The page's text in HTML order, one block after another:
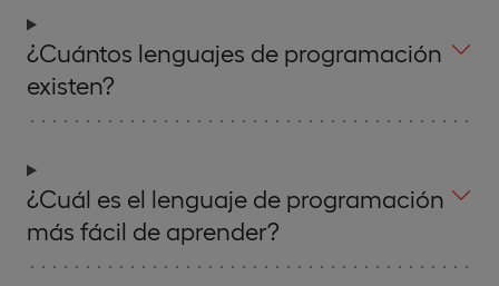
¿Cuántos lenguajes de programación
existen?
¿Cuál es el lenguaje de programación
más fácil de aprender?